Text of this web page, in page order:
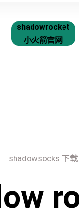
shadowrocket
小火箭官网
shadowsocks 下载